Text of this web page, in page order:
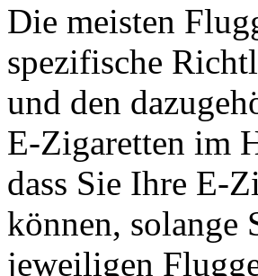
Die meisten
spezifische
und den
E-Zigaretten im
dass Sie Ihre E-
können, solange
jeweiligen